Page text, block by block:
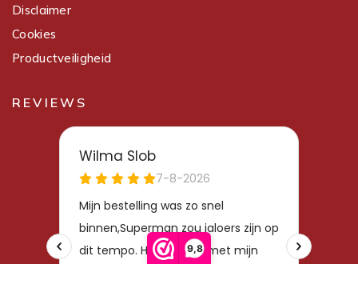
9,8
Disclaimer
Cookies
Productveiligheid
REVIEWS